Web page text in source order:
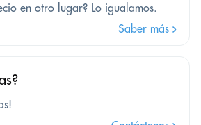
en otro lugar? Lo igualamos.
Saber más